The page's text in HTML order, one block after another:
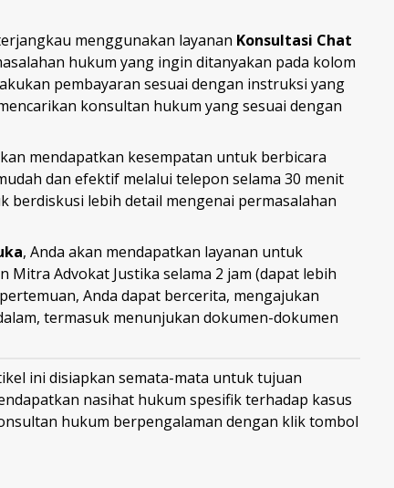
menggunakan layanan Konsultasi Chat
hukum yang ingin ditanyakan pada kolom
pembayaran sesuai dengan instruksi yang
konsultan hukum yang sesuai dengan
mendapatkan kesempatan untuk berbicara
dan efektif melalui telepon selama 30 menit
berdiskusi lebih detail mengenai permasalahan
, Anda akan mendapatkan layanan untuk
Advokat Justika selama 2 jam (dapat lebih
Anda dapat bercerita, mengajukan
termasuk menunjukan dokumen-dokumen
ini disiapkan semata-mata untuk tujuan
nasihat hukum spesifik terhadap kasus
hukum berpengalaman dengan klik tombol